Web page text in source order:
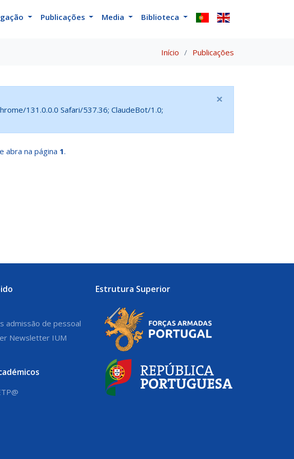
Publicações Media Biblioteca
Início Publicações
131.0.0.0 Safari/537.36; ClaudeBot/1.0;
×
e abra na página 1.
admissão de pessoal
Newsletter IUM
Estrutura Superior